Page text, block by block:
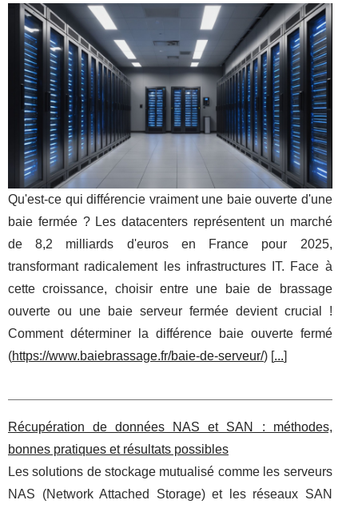
Qu'est-ce qui différencie vraiment une baie ouverte d'une
baie fermée ? Les datacenters représentent un marché
de 8,2 milliards d'euros en France pour 2025,
transformant radicalement les infrastructures IT. Face à
cette croissance, choisir entre une baie de brassage
ouverte ou une baie serveur fermée devient crucial !
Comment déterminer la différence baie ouverte fermé
(https://www.baiebrassage.fr/baie-de-serveur/) [...]
Récupération de données NAS et SAN : méthodes,
bonnes pratiques et résultats possibles
Les solutions de stockage mutualisé comme les serveurs
NAS (Network Attached Storage) et les réseaux SAN